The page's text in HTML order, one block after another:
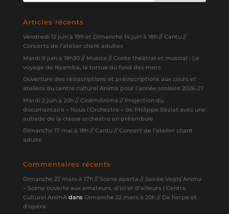
Articles récents
Vendredi 12 juin à 19h et Dimanche 14 juin à 18h // Cantu //
Concerts de l’atelier chant adultes
Mardi 9 juin à 18h30 // Musica // Conte théâtral et musical : Le
voyage de Nyamba, la tortue du fond des mers
Ouverture des réinscriptions et préinscriptions aux cours et
ateliers du centre culturel Anima pour l’année scolaire 2026-27
Mardi 2 juin à 20h // CinémAnima // Projection du
documentaire « Nous l’Orchestre » de Philippe Béziat avec une
aubade de la classe orchestre en préambule
Dimanche 17 mai à 18h // Cantu // Concert de l’atelier chant
adulte
Commentaires récents
Dimanche 22 mars à 17h // Scena aperta // Soirée Veghj’Anima
– Scène ouverte aux amateurs, d’ici et d’ailleurs | Centre
Culturel AnimAdans Dimanche 22 mars à 20h // De harpe et
d’opéra